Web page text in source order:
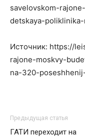
savelovskom-
detskaya-
Источник: https://
rajone-moskvy-
na-320-
Предыдущая статья
ГАТИ переходит на